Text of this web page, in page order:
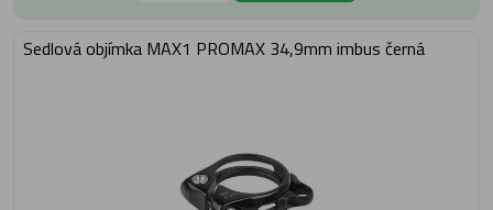
Sedlová objímka MAX1 PROMAX 34,9mm imbus černá